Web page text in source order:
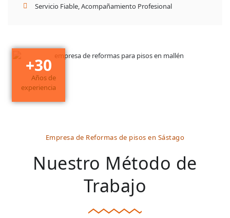
Servicio Fiable, Acompañamiento Profesional
+30
Años de
experiencia
Empresa de Reformas de pisos en Sástago
Nuestro Método de
Trabajo